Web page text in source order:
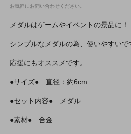
お気軽にお問い合わせください。
メダルはゲームやイベントの景品に！
シンプルなメダルの為、使いやすいで
応援にもオススメです。
●サイズ● 直径：約6cm
●セット内容● メダル
●素材● 合金